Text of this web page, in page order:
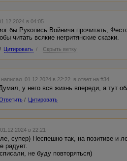
в 04:05
бы Рукопись Войнича прочитать,
читать всякие негритянские сказки.
/ Цитировать / Скрыть ветку
написал 01.12.2024 в 22:22 в ответ на #34
у него вся жизнь впереди, а тут
/ Цитировать
в 22:21
супер) Неспешно так, на позитиве и
радует.
не буду повторяться)